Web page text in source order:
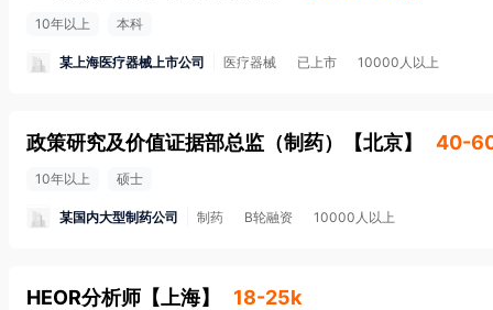
10年以上 本科
某上海医疗器械上市公司 医疗器械 已上市 10000人以上
政策研究及价值证据部总监（制药） 【北京】 40-
10年以上 硕士
某国内大型制药公司 制药 B轮融资 10000人以上
HEOR分析师 【 上海】 18-25k